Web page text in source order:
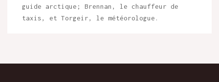
guide arctique; Brennan, le chauffeur de
taxis, et Torgeir, le météorologue.